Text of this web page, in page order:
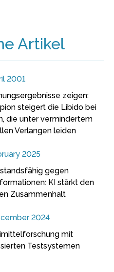
Artikel
2001
zeigen:
steigert die Libido bei
die unter vermindertem
Verlangen leiden
2025
gegen
KI stärkt den
Zusammenhalt
2024
mit
Testsystemen